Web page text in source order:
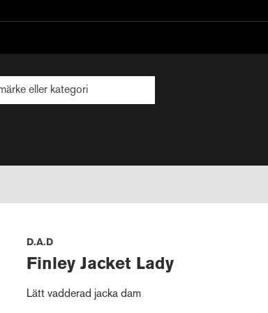
D.A.D
Finley Jacket Lady
Lätt vadderad jacka dam